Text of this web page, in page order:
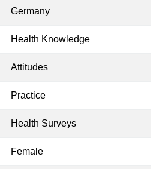
Germany
Health Knowledge
Attitudes
Practice
Health Surveys
Female